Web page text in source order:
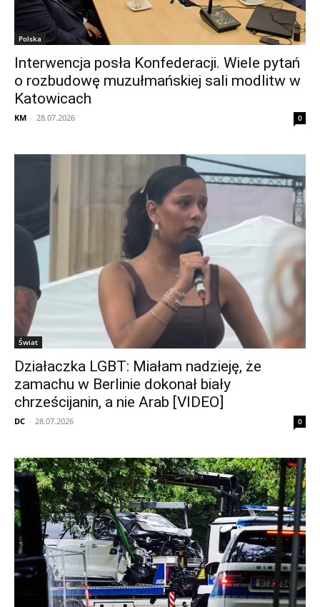
Polska
Interwencja posła Konfederacji. Wiele pytań
o rozbudowę muzułmańskiej sali modlitw w
Katowicach
KM - 28.07.2026 0
Świat
Działaczka LGBT: Miałam nadzieję, że
zamachu w Berlinie dokonał biały
chrześcijanin, a nie Arab [VIDEO]
DC - 28.07.2026 0